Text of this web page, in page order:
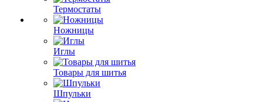
Термостаты
Ножницы
Иглы
Товары для шитья
Шпульки